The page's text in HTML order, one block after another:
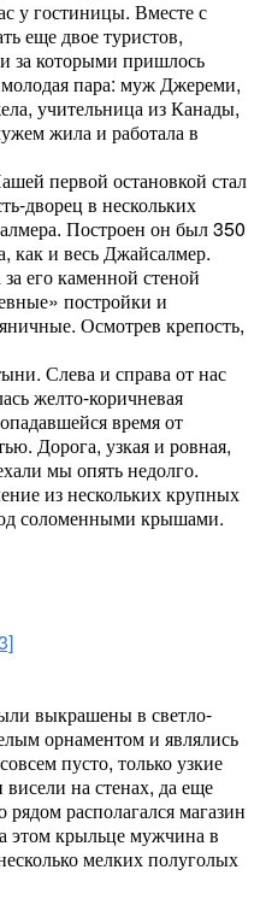
у гостиницы. Вместе с
еще двое туристов,
за которыми пришлось
молодая пара: муж Джереми,
учительница из Канады,
жила и работала в
первой остановкой стал
дворец в нескольких
Построен он был 350
как и весь Джайсалмер.
его каменной стеной
постройки и
Осмотрев крепость,
Слева и справа от нас
желто-коричневая
время от
Дорога, узкая и ровная,
мы опять недолго.
из нескольких крупных
соломенными крышами.
выкрашены в светло-
орнаментом и являлись
пусто, только узкие
на стенах, да еще
располагался магазин
крыльце мужчина в
мелких полуголых